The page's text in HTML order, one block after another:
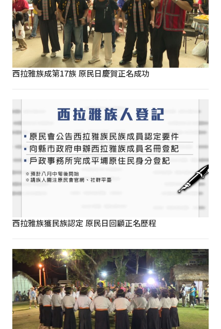
西拉雅族成第17族 原民日慶賀正名成功
西拉雅族獲民族認定 原民日回顧正名歷程